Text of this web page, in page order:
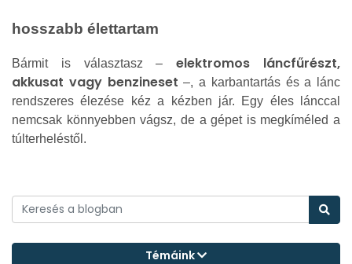
hosszabb élettartam
Bármit is választasz –elektromos láncfűrészt,
akkusat vagy benzineset –, a karbantartás és a lánc
rendszeres élezése kéz a kézben jár. Egy éles lánccal
nemcsak könnyebben vágsz, de a gépet is megkíméled a
túlterheléstől.
Témáink